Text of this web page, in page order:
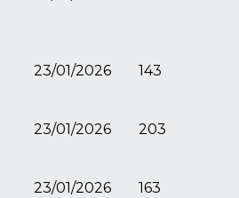
23/01/2026 143
23/01/2026 203
23/01/2026 163